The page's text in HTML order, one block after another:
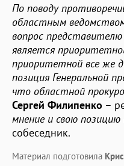
По поводу
областным
вопрос
является
приоритетной все же
позиция Генеральной
что областной
Сергей Филипенко –
мнение и свою позицию
собеседник.
Материал подготовила